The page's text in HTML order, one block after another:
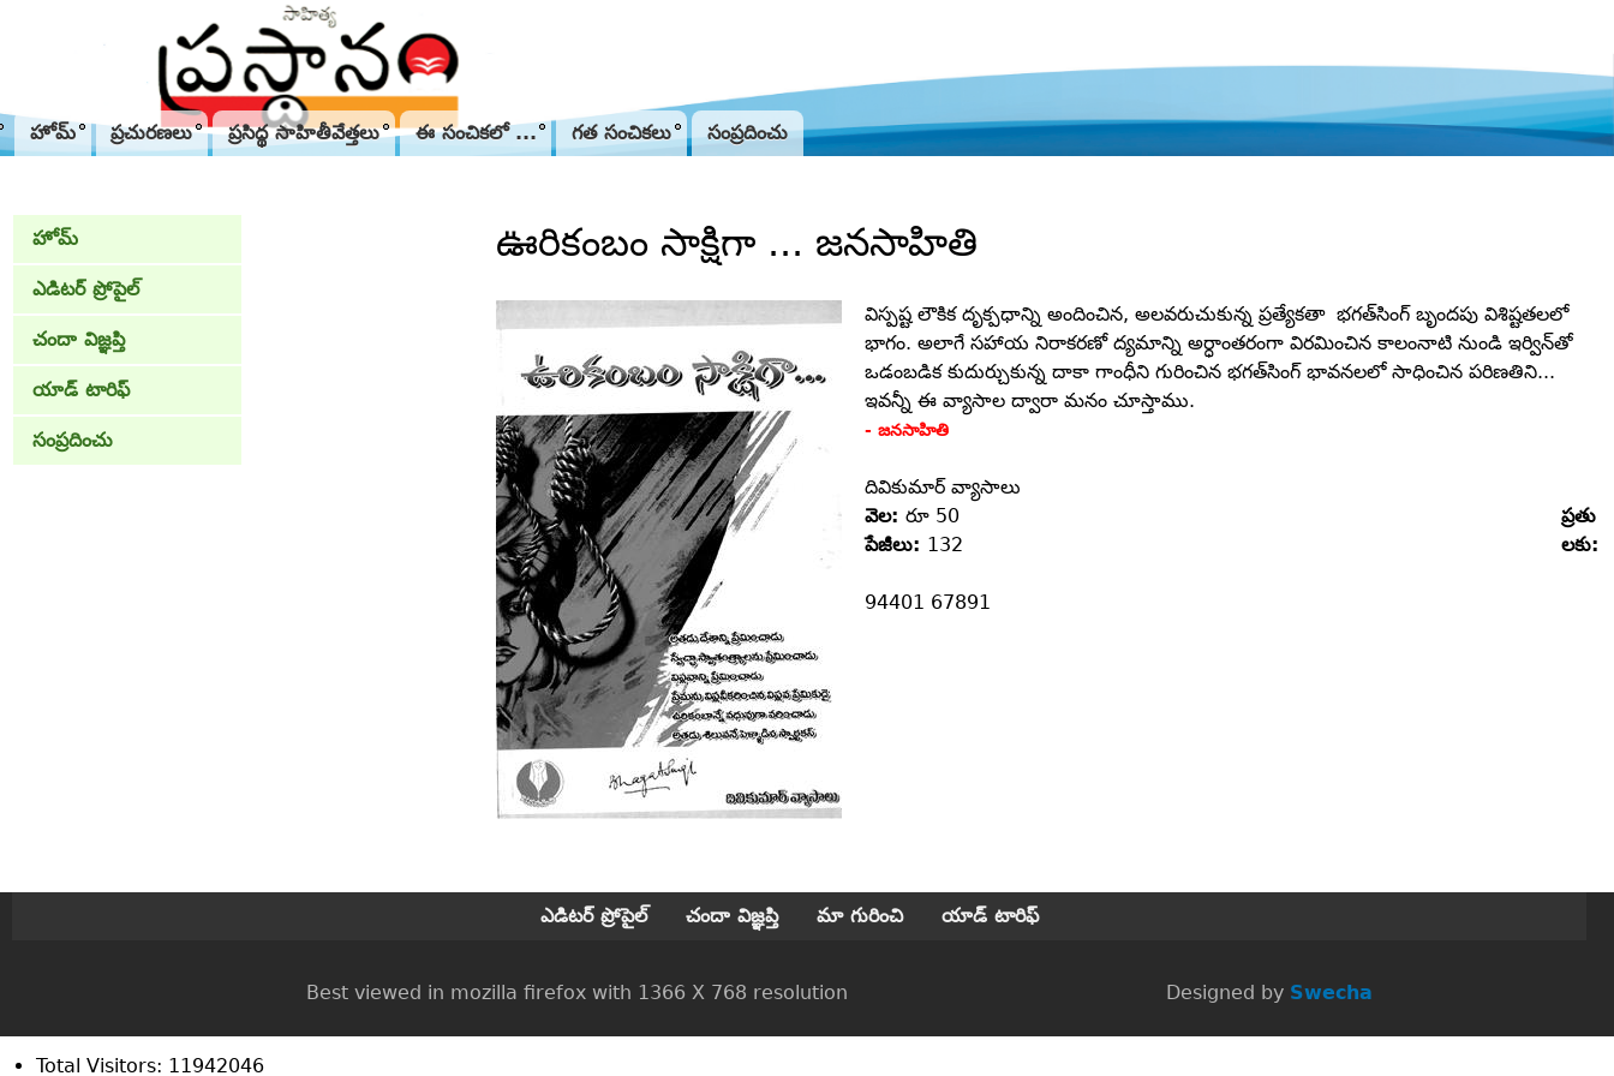
హోమ్ ప్రచురణలు ప్రసిద్థ సాహితీవేత్తలు ఈ సంచికలో ... గత సంచికలు సంప్రదించు
ఊరికంబం సాక్షిగా ... జనసాహితి
విస్పష్ట లౌకిక దృక్పధాన్ని అందించిన, అలవరుచుకున్న ప్రత్యేకతా భగత్‌సింగ్‌ బృందపు విశిష్టతలలో
భాగం. అలాగే సహాయ నిరాకరణో ద్యమాన్ని అర్ధాంతరంగా విరమించిన కాలంనాటి నుండి ఇర్విన్‌తో
ఒడంబడిక కుదుర్చుకున్న దాకా గాంధీని గురించిన భగత్‌సింగ్‌ భావనలలో సాధించిన పరిణతిని...
ఇవన్నీ ఈ వ్యాసాల ద్వారా మనం చూస్తాము.
- జనసాహితి
దివికుమార్‌ వ్యాసాలు
వెల: రూ 50
పేజీలు: 132
ప్రతు
లకు:
94401 67891
హోమ్
ఎడిటర్ ప్రోపైల్
చందా విజ్ఞప్తి
యాడ్ టారిఫ్
సంప్రదించు
ఎడిటర్ ప్రోపైల్ చందా విజ్ఞప్తి మా గురించి యాడ్ టారిఫ్
Best viewed in mozilla firefox with 1366 X 768 resolution Designed by Swecha
Total Visitors: 11942046